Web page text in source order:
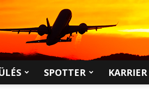
SPOTTER KARRIER